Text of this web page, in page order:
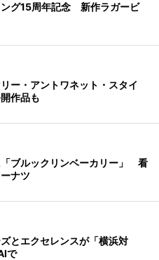
グ15周年記念 新作ラガービ
ー・アントワネット・スタイ
作品も
ブルックリンベーカリー」 看
ナツ
とエクセレンスが「横浜対
で